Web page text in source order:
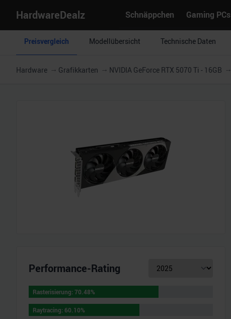
HardwareDealz Schnäppchen Gaming PCs
Preisvergleich Modellübersicht Technische Daten
Hardware Grafikkarten NVIDIA GeForce RTX 5070 Ti - 16GB
Performance-Rating
Rasterisierung:70.48%
Rasterisierung:70.48%
Raytracing: 60.10%
Raytracing:60.10%